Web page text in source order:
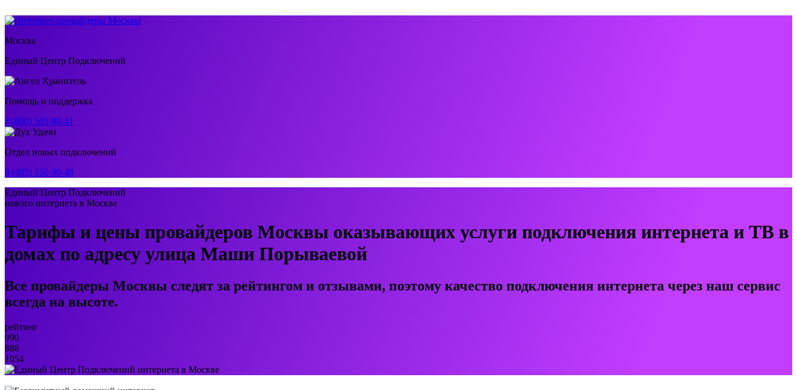
Москва
Единый Центр Подключений
Помощь и поддержка
8 (800) 505-88-41
Отдел новых подключений
8 (495) 150-90-48
Единый Центр Подключений
нового интернета в Москве
Тарифы и цены провайдеров Москвы оказывающих услуги подключения интернета и ТВ в
домах по адресу улица Маши Порываевой
Все провайдеры Москвы следят за рейтингом и отзывами, поэтому качество подключения интернета через наш сервис
всегда на высоте.
рейтинг
990
888
1054